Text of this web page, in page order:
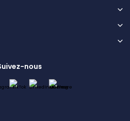
nous